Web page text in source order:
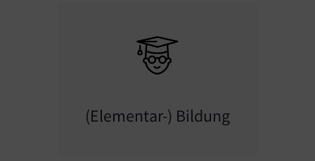
(Elementar-) Bildung